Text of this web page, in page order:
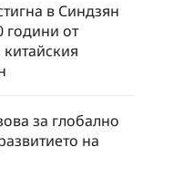
в Синдзян
години от
за глобално
на